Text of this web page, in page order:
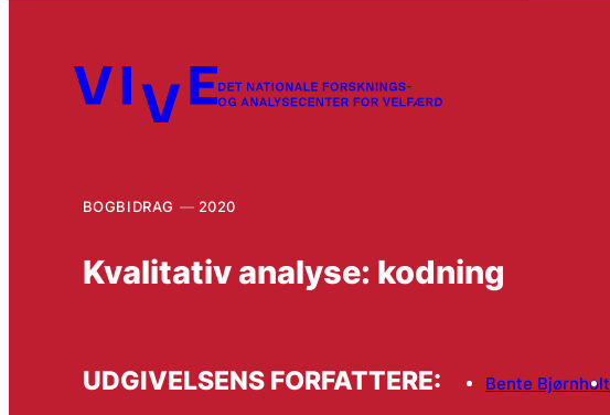
BOGBIDRAG 2020
Kvalitativ analyse: kodning
UDGIVELSENS FORFATTERE: Bente Bjørnholt